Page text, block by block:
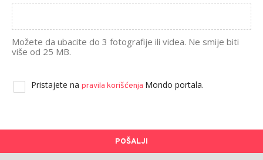
Možete da ubacite do 3 fotografije ili videa. Ne smije biti
više od 25 MB.
Pristajete na pravila korišćenja Mondo portala.
POŠALJI